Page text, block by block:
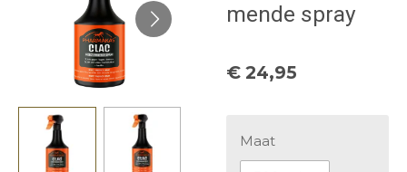
mende spray
€ 24,95
Maat